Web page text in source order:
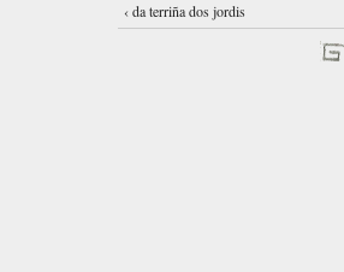
‹ da terriña dos jordis